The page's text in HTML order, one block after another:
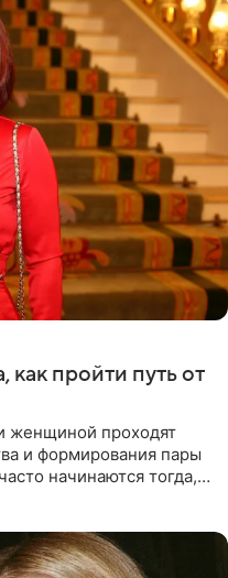
как пройти путь от
женщиной проходят
и формирования пары
начинаются тогда,